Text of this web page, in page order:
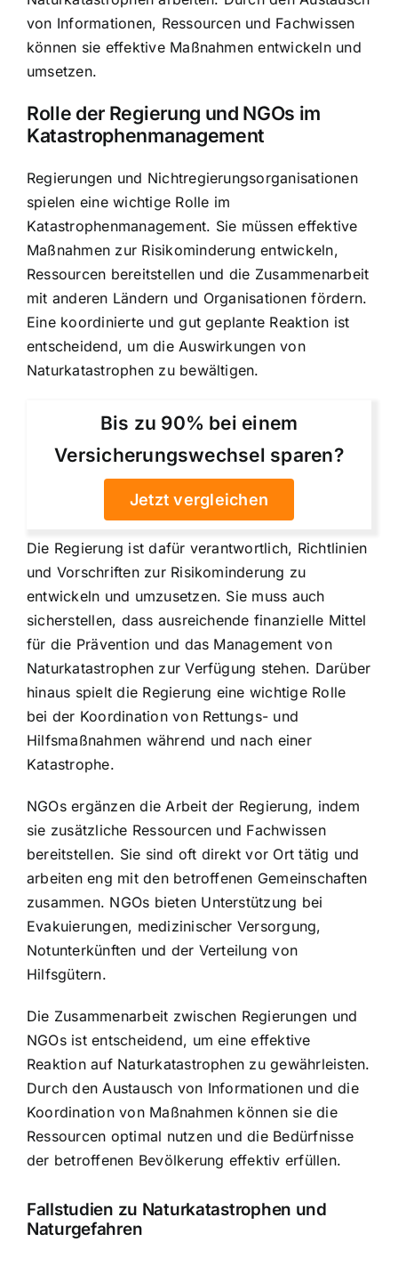
von Informationen, Ressourcen und Fachwissen
können sie effektive Maßnahmen entwickeln und
umsetzen.
Rolle der Regierung und NGOs im
Katastrophenmanagement
Regierungen und Nichtregierungsorganisationen
spielen eine wichtige Rolle im
Katastrophenmanagement. Sie müssen effektive
Maßnahmen zur Risikominderung entwickeln,
Ressourcen bereitstellen und die Zusammenarbeit
mit anderen Ländern und Organisationen fördern.
Eine koordinierte und gut geplante Reaktion ist
entscheidend, um die Auswirkungen von
Naturkatastrophen zu bewältigen.
Bis zu 90% bei einem
Versicherungswechsel sparen?
Jetzt vergleichen
Die Regierung ist dafür verantwortlich, Richtlinien
und Vorschriften zur Risikominderung zu
entwickeln und umzusetzen. Sie muss auch
sicherstellen, dass ausreichende finanzielle Mittel
für die Prävention und das Management von
Naturkatastrophen zur Verfügung stehen. Darüber
hinaus spielt die Regierung eine wichtige Rolle
bei der Koordination von Rettungs- und
Hilfsmaßnahmen während und nach einer
Katastrophe.
NGOs ergänzen die Arbeit der Regierung, indem
sie zusätzliche Ressourcen und Fachwissen
bereitstellen. Sie sind oft direkt vor Ort tätig und
arbeiten eng mit den betroffenen Gemeinschaften
zusammen. NGOs bieten Unterstützung bei
Evakuierungen, medizinischer Versorgung,
Notunterkünften und der Verteilung von
Hilfsgütern.
Die Zusammenarbeit zwischen Regierungen und
NGOs ist entscheidend, um eine effektive
Reaktion auf Naturkatastrophen zu gewährleisten.
Durch den Austausch von Informationen und die
Koordination von Maßnahmen können sie die
Ressourcen optimal nutzen und die Bedürfnisse
der betroffenen Bevölkerung effektiv erfüllen.
Fallstudien zu Naturkatastrophen und
Naturgefahren